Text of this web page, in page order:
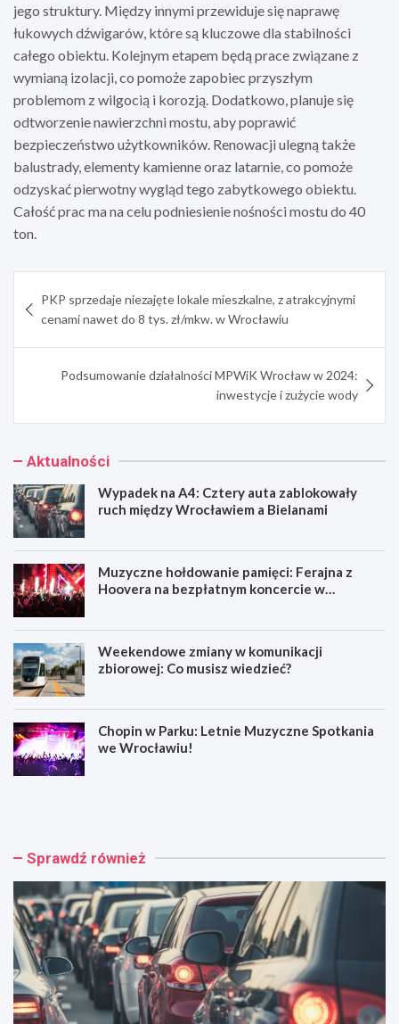
jego struktury. Między innymi przewiduje się naprawę
łukowych dźwigarów, które są kluczowe dla stabilności
całego obiektu. Kolejnym etapem będą prace związane z
wymianą izolacji, co pomoże zapobiec przyszłym
problemom z wilgocią i korozją. Dodatkowo, planuje się
odtworzenie nawierzchni mostu, aby poprawić
bezpieczeństwo użytkowników. Renowacji ulegną także
balustrady, elementy kamienne oraz latarnie, co pomoże
odzyskać pierwotny wygląd tego zabytkowego obiektu.
Całość prac ma na celu podniesienie nośności mostu do 40
ton.
wpisu
PKP sprzedaje niezajęte lokale mieszkalne, z atrakcyjnymi
cenami nawet do 8 tys. zł/mkw. w Wrocławiu
Podsumowanie działalności MPWiK Wrocław w 2024:
inwestycje i zużycie wody
Aktualności
Wypadek na A4: Cztery auta zablokowały
ruch między Wrocławiem a Bielanami
Muzyczne hołdowanie pamięci: Ferajna z
Hoovera na bezpłatnym koncercie w
Weekendowe zmiany w komunikacji
zbiorowej: Co musisz wiedzieć?
Chopin w Parku: Letnie Muzyczne Spotkania
we Wrocławiu!
W
e
n
a
A
4
:
C
z
t
M
z
e
h
o
ł
d
o
w
a
Sprawdź również